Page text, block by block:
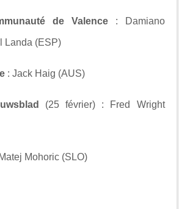
de Valence: Damiano
Landa (ESP)
: Jack Haig (AUS)
(25 février) : Fred Wright
Mohoric (SLO)